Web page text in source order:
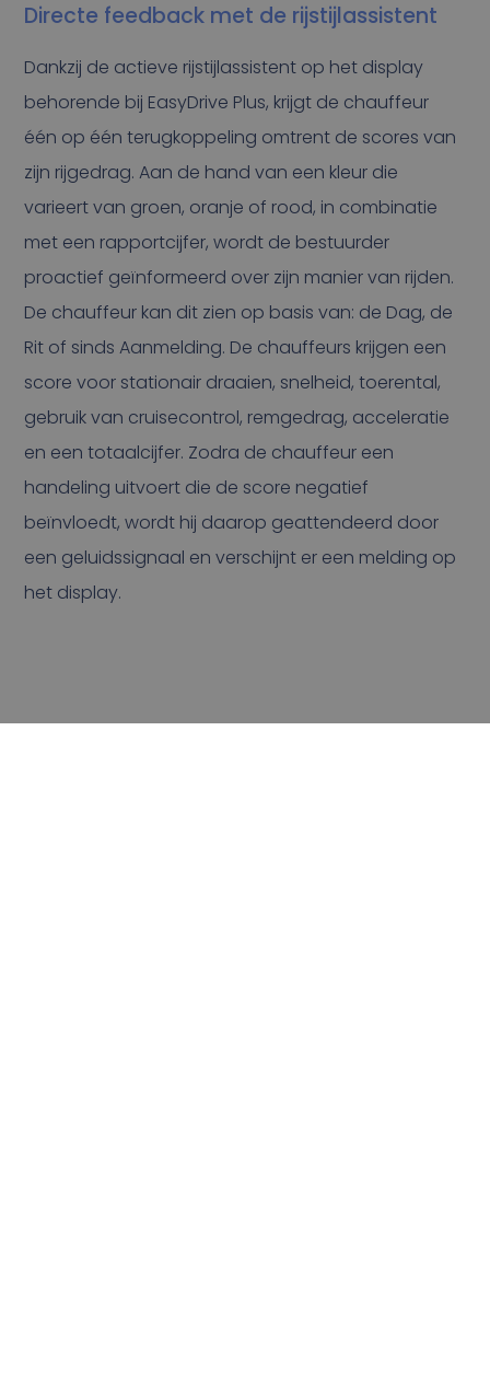
Directe feedback met de rijstijlassistent
Dankzij de actieve rijstijlassistent op het display
behorende bij EasyDrive Plus, krijgt de chauffeur
één op één terugkoppeling omtrent de scores van
zijn rijgedrag. Aan de hand van een kleur die
varieert van groen, oranje of rood, in combinatie
met een rapportcijfer, wordt de bestuurder
proactief geïnformeerd over zijn manier van rijden.
De chauffeur kan dit zien op basis van: de Dag, de
Rit of sinds Aanmelding. De chauffeurs krijgen een
score voor stationair draaien, snelheid, toerental,
gebruik van cruisecontrol, remgedrag, acceleratie
en een totaalcijfer. Zodra de chauffeur een
handeling uitvoert die de score negatief
beïnvloedt, wordt hij daarop geattendeerd door
een geluidssignaal en verschijnt er een melding op
het display.